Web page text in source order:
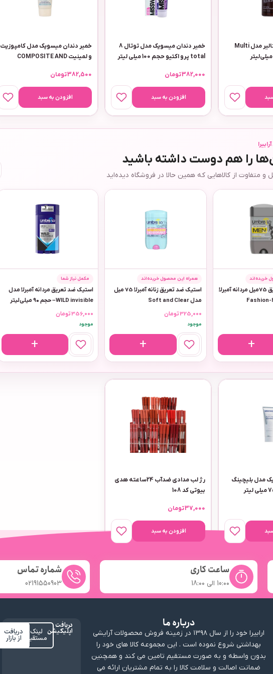
سرم ضد چروک ویتالیر مدل Multi
خمیر دندان میسویک مدل توتال 8
total پرو اکتیو حجم 100 میلی لیتر
382,000تومان
افزودن به سبد
خمیر دندان میسویک مدل کامپوزیت
و لمینیت COMPOSITE AND
382,500تومان
افزودن به سبد
را هم دوست داشته باشید
متفاوت از کالاهایی که همین حالا در فروشگاه دیده‌اید
خریده‌اند
استیک ضد تعریق 75میل مردانه آمبرلا
همراه این محصول خریده‌اند
استیک ضد تعریق زنانه آمبرلا 75 میل
مدل Soft and Clear
325,000تومان
موجود
مکمل نیاز شما
استیک ضد تعریق مردانه آمبرلا مدل
WILD invisible– حجم ۹۰ میلی‌لیتر
356,000تومان
موجود
مدل بلیچینگ
رژ لب مدادی ضدآب 24ساعته هدی
بیوتی کد 108
37,000تومان
افزودن به سبد
ساعت کاری
10:۰۰ الی 18:۰۰
شماره تماس
02191550903
درباره ما
ارابیرا خود را از سال ۱۳۹۸ در زمینه فروش محصولات آرایشی
بهداشتی شروع نموده است . این مجموعه کالا های خود را
بدون واسطه و به صورت مستقیم تامین می کند و همچنین
ضمانت اصالت و سلامت کالا را به تمام مشتریان ارائه می
دریافت
اپلیکیشن لینک
مستقیم
دریافت
از بازار